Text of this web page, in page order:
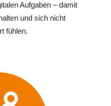
Aufgaben – damit
und sich nicht
fühlen.